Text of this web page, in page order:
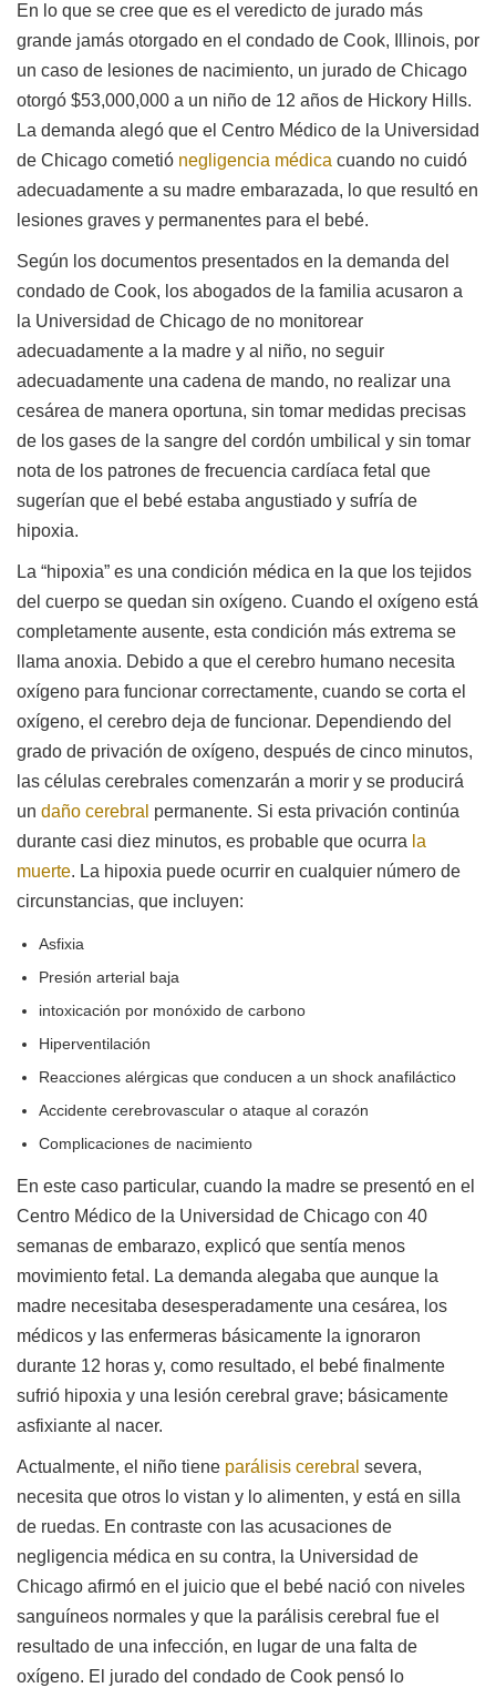
En lo que se cree que es el veredicto de jurado más
grande jamás otorgado en el condado de Cook, Illinois, por
un caso de lesiones de nacimiento, un jurado de Chicago
otorgó $53,000,000 a un niño de 12 años de Hickory Hills.
La demanda alegó que el Centro Médico de la Universidad
de Chicago cometió negligencia médica cuando no cuidó
adecuadamente a su madre embarazada, lo que resultó en
lesiones graves y permanentes para el bebé.
Según los documentos presentados en la demanda del
condado de Cook, los abogados de la familia acusaron a
la Universidad de Chicago de no monitorear
adecuadamente a la madre y al niño, no seguir
adecuadamente una cadena de mando, no realizar una
cesárea de manera oportuna, sin tomar medidas precisas
de los gases de la sangre del cordón umbilical y sin tomar
nota de los patrones de frecuencia cardíaca fetal que
sugerían que el bebé estaba angustiado y sufría de
hipoxia.
La “hipoxia” es una condición médica en la que los tejidos
del cuerpo se quedan sin oxígeno. Cuando el oxígeno está
completamente ausente, esta condición más extrema se
llama anoxia. Debido a que el cerebro humano necesita
oxígeno para funcionar correctamente, cuando se corta el
oxígeno, el cerebro deja de funcionar. Dependiendo del
grado de privación de oxígeno, después de cinco minutos,
las células cerebrales comenzarán a morir y se producirá
un daño cerebral permanente. Si esta privación continúa
durante casi diez minutos, es probable que ocurra la
muerte. La hipoxia puede ocurrir en cualquier número de
circunstancias, que incluyen:
Asfixia
Presión arterial baja
intoxicación por monóxido de carbono
Hiperventilación
Reacciones alérgicas que conducen a un shock anafiláctico
Accidente cerebrovascular o ataque al corazón
Complicaciones de nacimiento
En este caso particular, cuando la madre se presentó en el
Centro Médico de la Universidad de Chicago con 40
semanas de embarazo, explicó que sentía menos
movimiento fetal. La demanda alegaba que aunque la
madre necesitaba desesperadamente una cesárea, los
médicos y las enfermeras básicamente la ignoraron
durante 12 horas y, como resultado, el bebé finalmente
sufrió hipoxia y una lesión cerebral grave; básicamente
asfixiante al nacer.
Actualmente, el niño tiene parálisis cerebral severa,
necesita que otros lo vistan y lo alimenten, y está en silla
de ruedas. En contraste con las acusaciones de
negligencia médica en su contra, la Universidad de
Chicago afirmó en el juicio que el bebé nació con niveles
sanguíneos normales y que la parálisis cerebral fue el
resultado de una infección, en lugar de una falta de
oxígeno. El jurado del condado de Cook pensó lo